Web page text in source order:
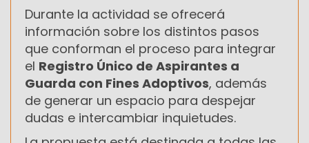
Durante la actividad se ofrecerá
información sobre los distintos pasos
que conforman el proceso para integrar
el Registro Único de Aspirantes a
Guarda con Fines Adoptivos, además
de generar un espacio para despejar
dudas e intercambiar inquietudes.